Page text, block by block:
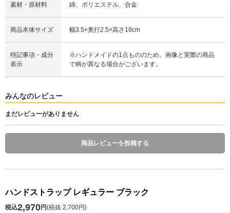
素材・原材料 綿、ポリエステル、合金
商品本体サイズ 幅3.5×奥行2.5×高さ18cm
特記事項・成分
表示
※ハンドメイドの1点もののため、画像と実際の商品
で柄が異なる場合がございます。
みんなのレビュー
まだレビューがありません
商品レビューを投稿する
ハンドストラップ レギュラー ブラック
税込2,970円(税抜 2,700円)